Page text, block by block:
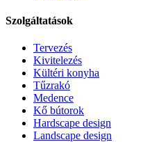
Szolgáltatások
Tervezés
Kivitelezés
Kültéri konyha
Tűzrakó
Medence
Kő bútorok
Hardscape design
Landscape design